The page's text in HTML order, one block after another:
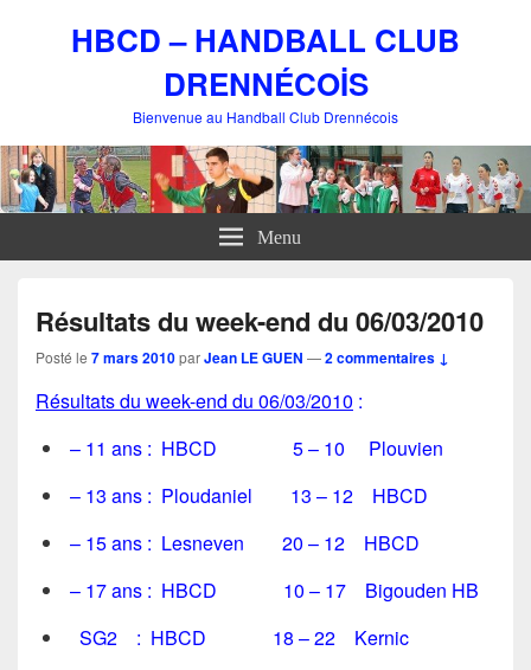
HBCD – HANDBALL CLUB
DRENNÉCOİS
Bienvenue au Handball Club Drennécois
Menu
Résultats du week-end du 06/03/2010
Posté le 7 mars 2010parJean LE GUEN —2 commentaires ↓
Résultats du week-end du 06/03/2010 :
– 11 ans : HBCD 5 – 10 Plouvien
– 13 ans : Ploudaniel 13 – 12 HBCD
– 15 ans : Lesneven 20 – 12 HBCD
– 17 ans : HBCD 10 – 17 Bigouden HB
SG2 : HBCD 18 – 22 Kernic